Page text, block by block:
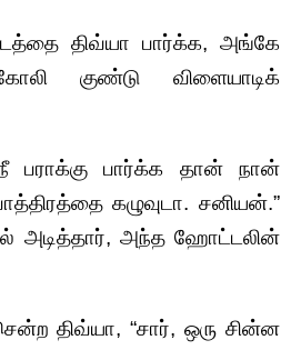
திவ்யா பார்க்க, அங்கே
குண்டு விளையாடிக்
பராக்கு பார்க்க தான் நான்
கழுவுடா. சனியன்.”
அடித்தார், அந்த ஹோட்டலின்
திவ்யா,“சார், ஒரு சின்ன